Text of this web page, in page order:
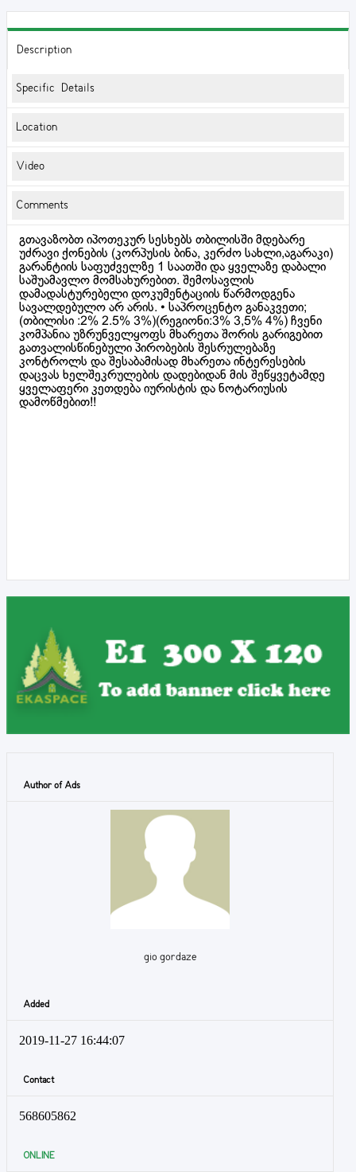
Description
Specific Details
Location
Video
Comments
გთავაზობთ იპოთეკურ სესხებს თბილისში მდებარე
უძრავი ქონების (კორპუსის ბინა, კერძო სახლი,აგარაკი)
გარანტიის საფუძველზე 1 საათში და ყველაზე დაბალი
საშუამავლო მომსახურებით. შემოსავლის
დამადასტურებელი დოკუმენტაციის წარმოდგენა
სავალდებულო არ არის. • საპროცენტო განაკვეთი;
(თბილისი :2% 2.5% 3%)(რეგიონი:3% 3,5% 4%) ჩვენი
კომპანია უზრუნველყოფს მხარეთა შორის გარიგებით
გათვალისწინებული პირობების შესრულებაზე
კონტროლს და შესაბამისად მხარეთა ინტერესების
დაცვას ხელშეკრულების დადებიდან მის შეწყვეტამდე
ყველაფერი კეთდება იურისტის და ნოტარიუსის
დამოწმებით!!
Author of Ads
gio gordaze
Added
2019-11-27 16:44:07
Contact
568605862
ONLINE